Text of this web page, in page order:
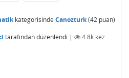
kategorisinde Canozturk(42 puan)
tarafındandüzenlendi | 4.8k kez